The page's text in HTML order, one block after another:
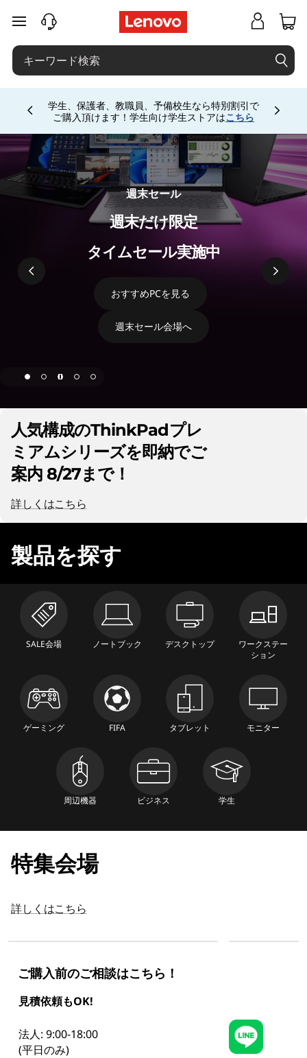
レ
ノ
ボ
ソ
コ
ン
|
レ
ノ
ボ
・
ジ
メインコンテンツにスキップする
学生、保護者、教職員、予備校生なら特別割引で
ご購入頂けます！学生向け学生ストアはこちら
週末セール
週末だけ限定
タイムセール実施中
おすすめPCを見る
週末セール会場へ
人気構成のThinkPadプレ
ミアムシリーズを即納でご
案内 8/27まで！
詳しくはこちら
製品を探す
SALE会場 ノートブック デスクトップ
ワークステー
ション
ゲーミング FIFA タブレット モニター
周辺機器 ビジネス 学生
特集会場
詳しくはこちら
ご購入前のご相談はこちら！
見積依頼もOK!
法人: 9:00-18:00
(平日のみ)